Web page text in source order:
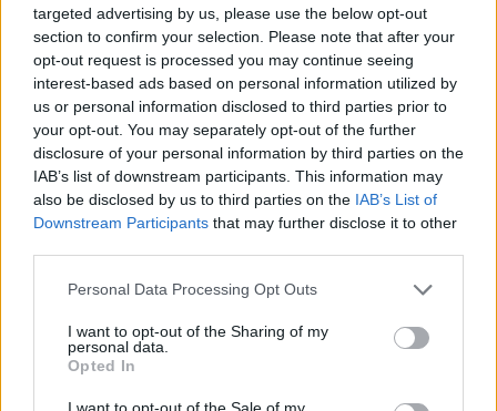
targeted advertising by us, please use the below opt-out
section to confirm your selection. Please note that after your
opt-out request is processed you may continue seeing
interest-based ads based on personal information utilized by
us or personal information disclosed to third parties prior to
your opt-out. You may separately opt-out of the further
disclosure of your personal information by third parties on the
IAB’s list of downstream participants. This information may
also be disclosed by us to third parties on the IAB’s List of
Downstream Participants that may further disclose it to other
Please note that this website/app uses one or more Google
not limited to your visit or usage behaviour. You may click to
grant or deny consent to Google and its third-party tags to
use your data for below specified purposes in below Google
consent section.
Personal Data Processing Opt Outs
I want to opt-out of the Sharing of my
personal data.
Opted In
I want to opt-out of the Sale of my
Μαυροβούνιο ΦΩΤΟ